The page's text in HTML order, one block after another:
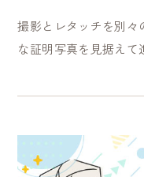
撮影とレタッチを別々
な証明写真を見据えて